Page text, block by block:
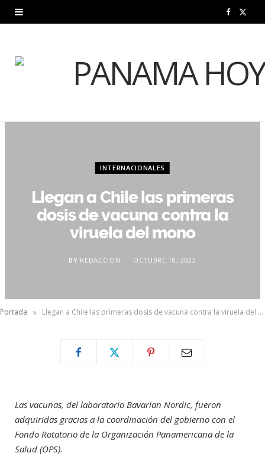
F
e w
INTERNACIONALES
Llegan a Chile las primeras
dosis de vacuna contra la
viruela del mono
BY REDACCION OCTUBRE 10, 2022
Portada » Llegan a Chile las primeras dosis de vacuna contra la viruela del mono
Las vacunas, del laboratorio Bavarian Nordic, fueron
adquiridas gracias a la coordinación del gobierno con el
Fondo Rotatorio de la Organización Panamericana de la
Salud (OPS).